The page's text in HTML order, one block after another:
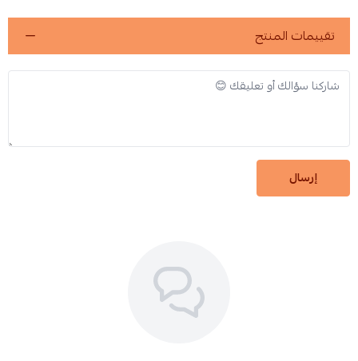
تقييمات المنتج
إرسال